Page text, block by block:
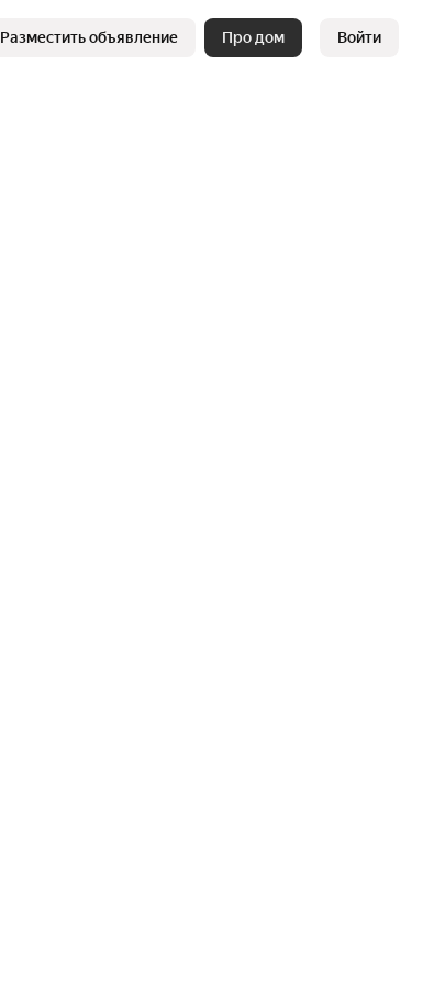
Разместить объявление Про дом Войти